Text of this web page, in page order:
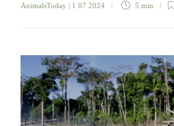
AnimalsToday | 1 07 2024 5 min